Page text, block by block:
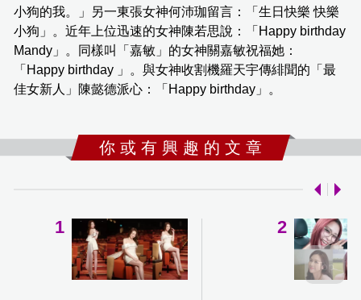
小狗的我。」另一東張女神何沛珈留言：「生日快樂 快樂
小狗」。近年上位迅速的女神陳若思說：「Happy birthday
Mandy」。同樣叫「嘉敏」的女神關嘉敏祝福她：
「Happy birthday 」。與女神收割機羅天宇傳緋聞的「最
佳女新人」陳懿德派心：「Happy birthday」。
你 或 有 興 趣 的 文 章